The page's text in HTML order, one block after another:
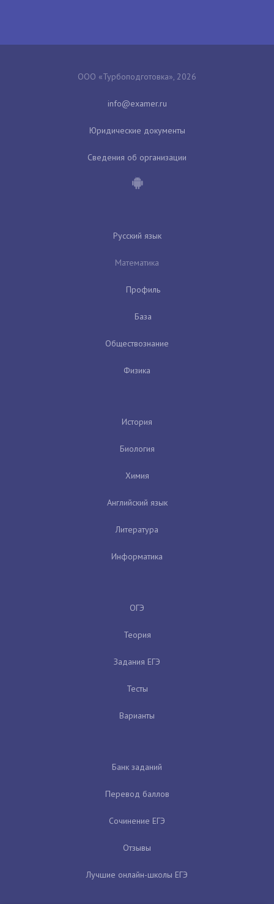
ООО «Турбоподготовка», 2026
Юридические документы
Сведения об организации
Русский язык
Математика
Профиль
База
Обществознание
Физика
История
Биология
Химия
Английский язык
Литература
Информатика
ОГЭ
Теория
Задания ЕГЭ
Тесты
Варианты
Банк заданий
Перевод баллов
Сочинение ЕГЭ
Отзывы
Лучшие онлайн-школы ЕГЭ